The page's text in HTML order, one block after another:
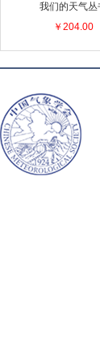
我们的天气丛
￥204.00